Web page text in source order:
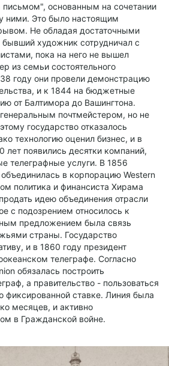
основанным на сочетании
ними. Это было настоящим
Не обладая достаточными
художник сотрудничал с
пока на него не вышел
из семьи состоятельного
году они провели демонстрацию
и к 1844 на бюджетные
от Балтимора до Вашингтона.
почтмейстером, но не
государство отказалось
технологию оценил бизнес, и в
лет появились десятки компаний,
телеграфные услуги. В 1856
в корпорацию Western
политика и финансиста Хирама
идею объединения отрасли
с подозрением относилось к
предложением была связь
страны. Государство
и в 1860 году президент
телеграфе. Согласно
обязалась построить
а правительство - пользоваться
фиксированной ставке. Линия была
месяцев, и активно
в Гражданской войне.